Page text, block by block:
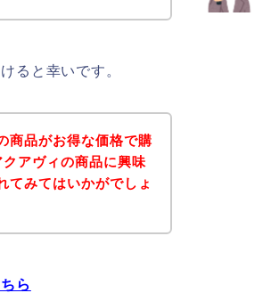
ると幸いです。
商品がお得な価格で購
アヴィの商品に興味
てみてはいかがでしょ
ら